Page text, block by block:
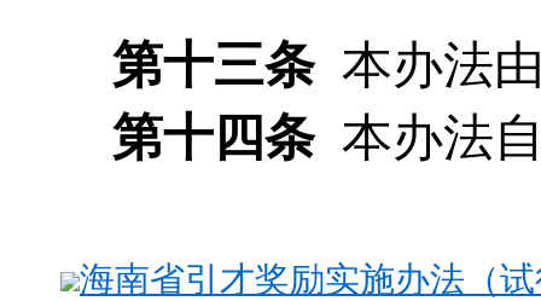
第十三条 本办法
第十四条 本办法
海南省引才奖励实施办法（